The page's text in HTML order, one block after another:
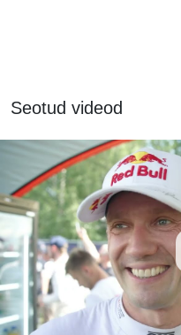
Seotud videod